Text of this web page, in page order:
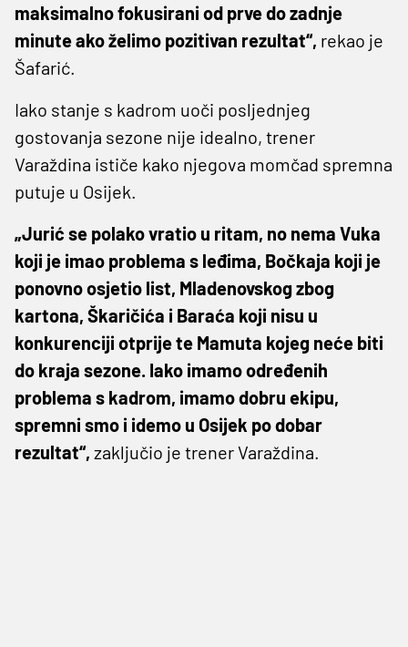
maksimalno fokusirani od prve do zadnje
minute ako želimo pozitivan rezultat“, rekao je
Šafarić.
Iako stanje s kadrom uoči posljednjeg
gostovanja sezone nije idealno, trener
Varaždina ističe kako njegova momčad spremna
putuje u Osijek.
„Jurić se polako vratio u ritam, no nema Vuka
koji je imao problema s leđima, Bočkaja koji je
ponovno osjetio list, Mladenovskog zbog
kartona, Škaričića i Baraća koji nisu u
konkurenciji otprije te Mamuta kojeg neće biti
do kraja sezone. Iako imamo određenih
problema s kadrom, imamo dobru ekipu,
spremni smo i idemo u Osijek po dobar
rezultat“, zaključio je trener Varaždina.